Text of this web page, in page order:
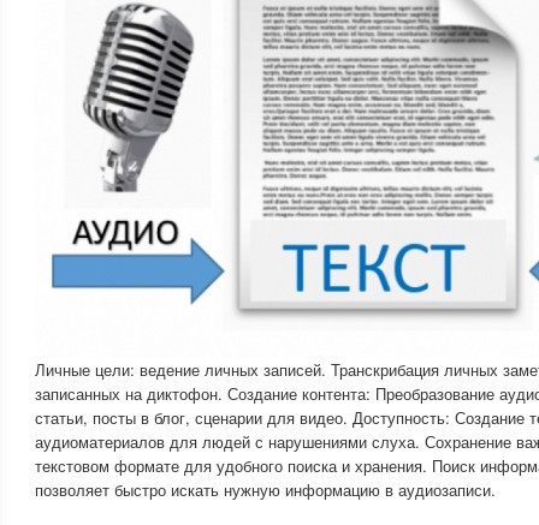
Личные цели: ведение личных записей. Транскрибация личных
записанных на диктофон. Создание контента: Преобразование
статьи, посты в блог, сценарии для видео. Доступность: Создание
аудиоматериалов для людей с нарушениями слуха. Сохранение
текстовом формате для удобного поиска и хранения. Поиск
позволяет быстро искать нужную информацию в аудиозаписи.